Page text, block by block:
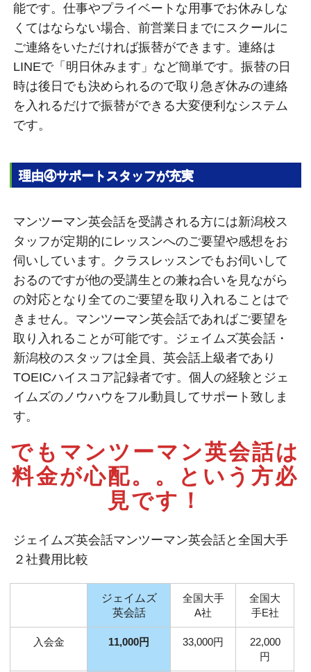
能です。仕事やプライベートな用事でお休みしな
くてはならない場合、前営業日までにスクールに
ご連絡をいただければ振替ができます。連絡は
LINEで「明日休みます」など簡単です。振替の日
時は後日でも決められるので取り急ぎ休みの連絡
を入れるだけで振替ができる大変便利なシステム
です。
理由④サポートスタッフが充実
マンツーマン英会話を受講される方には新潟校ス
タッフが定期的にレッスンへのご要望や感想をお
伺いしています。クラスレッスンでもお伺いして
おるのですが他の受講生との兼ね合いを見ながら
の対応となり全てのご要望を取り入れることはで
きません。マンツーマン英会話であればご要望を
取り入れることが可能です。ジェイムズ英会話・
新潟校のスタッフは全員、英会話上級者であり
TOEICハイスコア記録者です。個人の経験とジェ
イムズのノウハウをフル動員してサポート致しま
す。
でもマンツーマン英会話は
料金が心配。。
という方必
見です！
ジェイムズ英会話マンツーマン英会話と全国大手
２社費用比較
ジェイムズ
英会話
全国大手
A社
全国大
手E社
入会金 11,000円 33,000円
22,000
円